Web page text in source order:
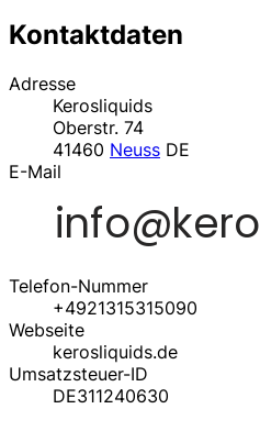
Kontaktdaten
Adresse
Kerosliquids
Oberstr. 74
41460 Neuss DE
E-Mail
Telefon-Nummer
+4921315315090
Webseite
kerosliquids.de
Umsatzsteuer-ID
DE311240630